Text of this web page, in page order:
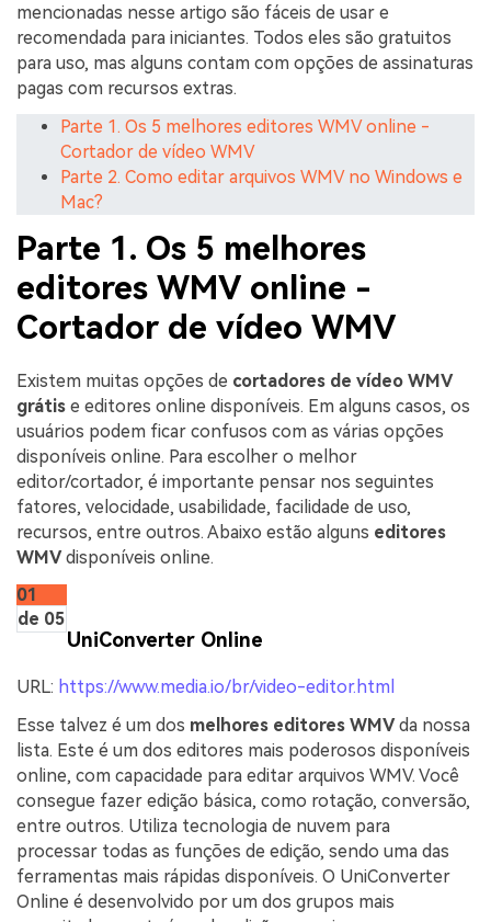
mencionadas nesse artigo são fáceis de usar e
recomendada para iniciantes. Todos eles são gratuitos
para uso, mas alguns contam com opções de assinaturas
pagas com recursos extras.
Parte 1. Os 5 melhores editores WMV online -
Cortador de vídeo WMV
Parte 2. Como editar arquivos WMV no Windows e
Mac?
Parte 1. Os 5 melhores
editores WMV online -
Cortador de vídeo WMV
Existem muitas opções de cortadores de vídeo WMV
grátis e editores online disponíveis. Em alguns casos, os
usuários podem ficar confusos com as várias opções
disponíveis online. Para escolher o melhor
editor/cortador, é importante pensar nos seguintes
fatores, velocidade, usabilidade, facilidade de uso,
recursos, entre outros. Abaixo estão alguns editores
WMVdisponíveis online.
01
de 05
UniConverter Online
URL: https://www.media.io/br/video-editor.html
Esse talvez é um dos melhores editores WMVda nossa
lista. Este é um dos editores mais poderosos disponíveis
online, com capacidade para editar arquivos WMV. Você
consegue fazer edição básica, como rotação, conversão,
entre outros. Utiliza tecnologia de nuvem para
processar todas as funções de edição, sendo uma das
ferramentas mais rápidas disponíveis. O UniConverter
Online é desenvolvido por um dos grupos mais